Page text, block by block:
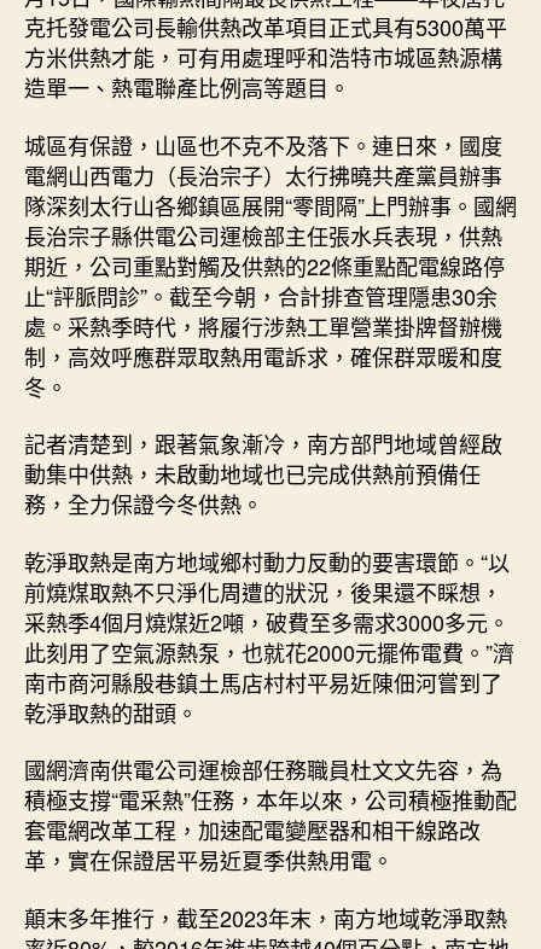
克托發電公司長輸供熱改革項目正式具有5300萬平
方米供熱才能，可有用處理呼和浩特市城區熱源構
造單一、熱電聯產比例高等題目。
城區有保證，山區也不克不及落下。連日來，國度
電網山西電力（長治宗子）太行拂曉共產黨員辦事
隊深刻太行山各鄉鎮區展開“零間隔”上門辦事。國網
長治宗子縣供電公司運檢部主任張水兵表現，供熱
期近，公司重點對觸及供熱的22條重點配電線路停
止“評脈問診”。截至今朝，合計排查管理隱患30余
處。采熱季時代，將履行涉熱工單營業掛牌督辦機
制，高效呼應群眾取熱用電訴求，確保群眾暖和度
冬。
記者清楚到，跟著氣象漸冷，南方部門地域曾經啟
動集中供熱，未啟動地域也已完成供熱前預備任
務，全力保證今冬供熱。
乾淨取熱是南方地域鄉村動力反動的要害環節。“以
前燒煤取熱不只淨化周遭的狀況，後果還不睬想，
采熱季4個月燒煤近2噸，破費至多需求3000多元。
此刻用了空氣源熱泵，也就花2000元擺佈電費。”濟
南市商河縣殷巷鎮土馬店村村平易近陳佃河嘗到了
乾淨取熱的甜頭。
國網濟南供電公司運檢部任務職員杜文文先容，為
積極支撐“電采熱”任務，本年以來，公司積極推動配
套電網改革工程，加速配電變壓器和相干線路改
革，實在保證居平易近夏季供熱用電。
顛末多年推行，截至2023年末，南方地域乾淨取熱